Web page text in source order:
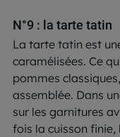
N°9 : la tarte tatin
La tarte tatin est
caramélisées. Ce
pommes
assemblée. Dans
sur les garnitures
fois la cuisson